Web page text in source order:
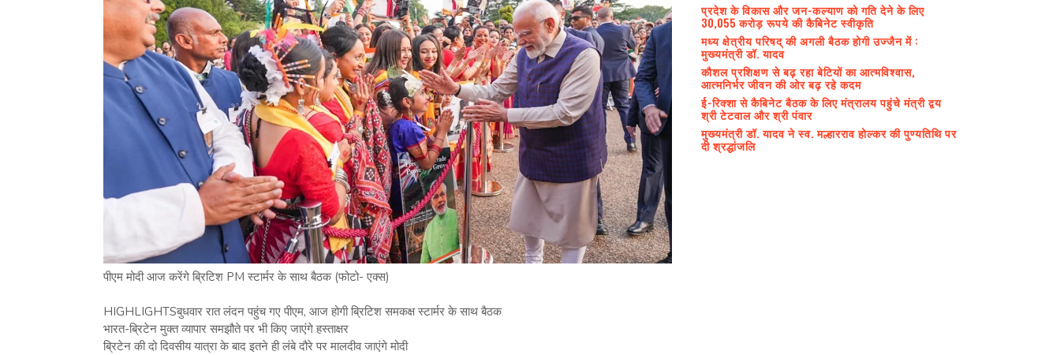
पीएम मोदी आज करेंगे ब्रिटिश PM स्टार्मर के साथ बैठक (फोटो- एक्स)
HIGHLIGHTSबुधवार रात लंदन पहुंच गए पीएम, आज होगी ब्रिटिश समकक्ष स्टार्मर के साथ बैठक
भारत-ब्रिटेन मुक्त व्यापार समझौते पर भी किए जाएंगे हस्ताक्षर
ब्रिटेन की दो दिवसीय यात्रा के बाद इतने ही लंबे दौरे पर मालदीव जाएंगे मोदी
प्रदेश के विकास और जन-कल्याण को गति देने के लिए
30,055 करोड़ रूपये की कैबिनेट स्वीकृति
मध्य क्षेत्रीय परिषद् की अगली बैठक होगी उज्जैन में :
मुख्यमंत्री डॉ. यादव
कौशल प्रशिक्षण से बढ़ रहा बेटियों का आत्मविश्वास,
आत्मनिर्भर जीवन की ओर बढ़ रहे कदम
ई-रिक्शा से कैबिनेट बैठक के लिए मंत्रालय पहुंचे मंत्री द्वय
श्री टेटवाल और श्री पंवार
मुख्यमंत्री डॉ. यादव ने स्व. मल्हारराव होल्कर की पुण्यतिथि पर
दी श्रद्धांजलि